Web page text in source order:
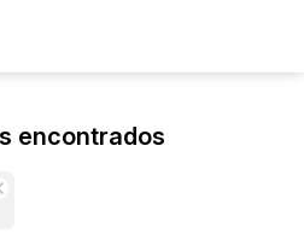
encontrados